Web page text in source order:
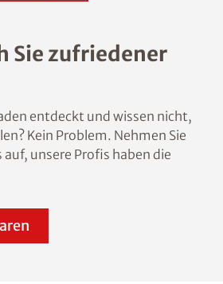
Sie zufriedener
entdeckt und wissen nicht,
Kein Problem. Nehmen Sie
unsere Profis haben die